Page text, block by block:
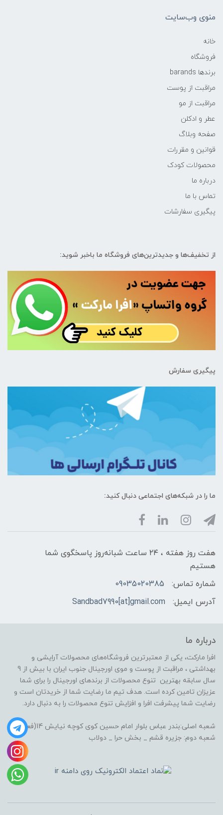
منوی وب‌سایت
خانه
فروشگاه
برندها barands
مراقبت از پوست
مراقبت از مو
عطر و ادکلن
صفحه وبلاگ
قوانین و مقررات
محصولات کودک
درباره ما
تماس با ما
پیگیری سفارشات
از تخفیف‌ها و جدیدترین‌های فروشگاه ما باخبر شوید:
پیگیری سفارش
ما را در شبکه‌های اجتماعی دنبال کنید:
هفت روز هفته ، ۲۴ ساعت شبانه‌روز پاسخگوی شما
هستیم
شماره تماس:
09035020385
آدرس ایمیل:
Sandbad7990[at]gmail.com
درباره ما
افرا مارکت، یکی از معتبرترین فروشگاه‌های محصولات آرایشی و
بهداشتی ، مراقبت از پوست و موی اورجینال جنوب ایران با بیش از 9
سال سابقه بهترین تنوع محصولات از برندهای اورجینال را برای شما
عزیزان تامین کرده است. هدف تیم ما رضایت شما از خریدتان است و
رضایت شما پیشرفت افرا و افزایش تنوع محصولات را به دنبال دارد.
شعبه اصلی:بندر عباس بلوار امام حسین کوی کوچه نیایش 14(فعال)
شعبه دوم: جزیره قشم _ بخش حرا _ دولاب